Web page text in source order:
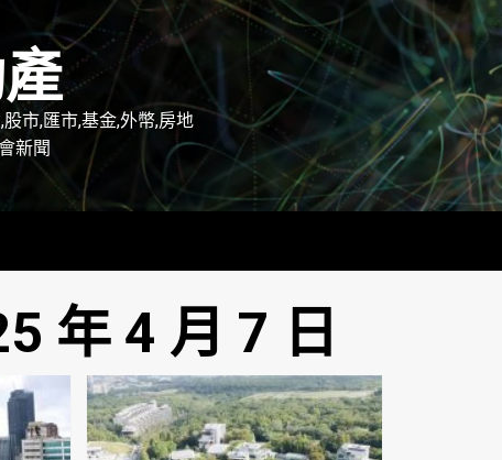
市,匯市,基金,外幣,房地
新聞
年 4 月 7 日